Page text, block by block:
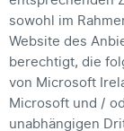
sowohl im
Website des
berechtigt, die
von Microsoft
Microsoft und /
unabhängigen